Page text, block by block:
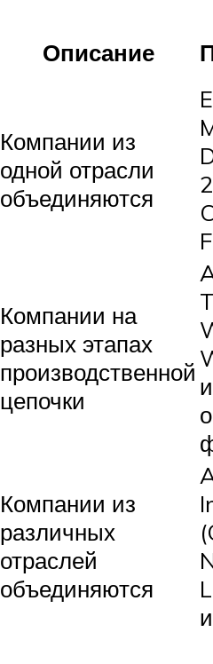
Описание
Компании из
одной отрасли
объединяются
Компании на
разных этапах
производственной
цепочки
и
Компании из
различных
отраслей
объединяются